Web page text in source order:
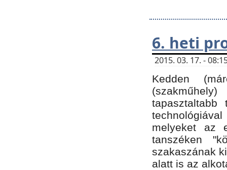
6. heti
2015. 03. 17. -
Kedden
tapasztaltabb
melyeket az
tanszéken
szakaszának
alatt is az